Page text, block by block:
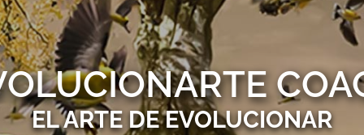
EL ARTE DE EVOLUCIONAR